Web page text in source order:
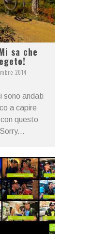
sa che
2014
sono andati
a capire
questo